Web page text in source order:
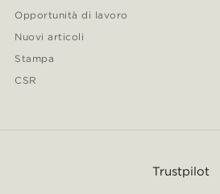
Opportunità di lavoro
Nuovi articoli
Stampa
CSR
Trustpilot